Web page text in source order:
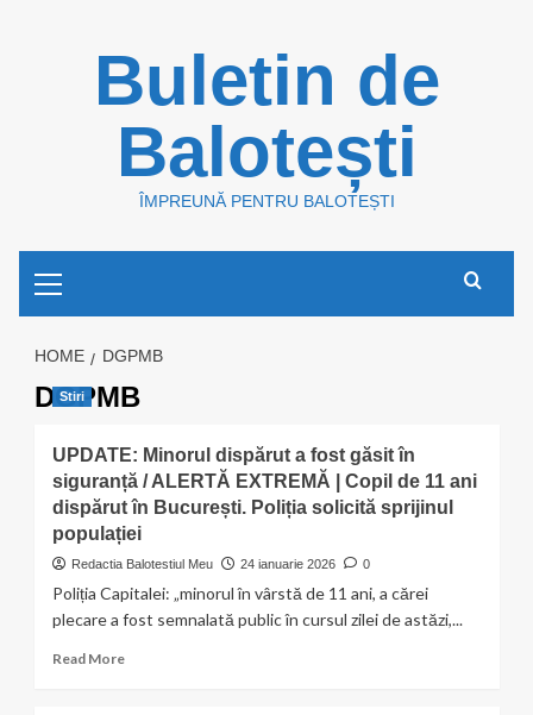
Buletin de
Balotești
ÎMPREUNĂ PENTRU BALOTEȘTI
Menu
HOME DGPMB
DGPMB
Stiri
UPDATE: Minorul dispărut a fost găsit în
siguranță / ALERTĂ EXTREMĂ | Copil de 11 ani
dispărut în București. Poliția solicită sprijinul
populației
Redactia Balotestiul Meu 24 ianuarie 2026 0
Poliția Capitalei: „minorul în vârstă de 11 ani, a cărei
plecare a fost semnalată public în cursul zilei de astăzi,...
Read MoreRead